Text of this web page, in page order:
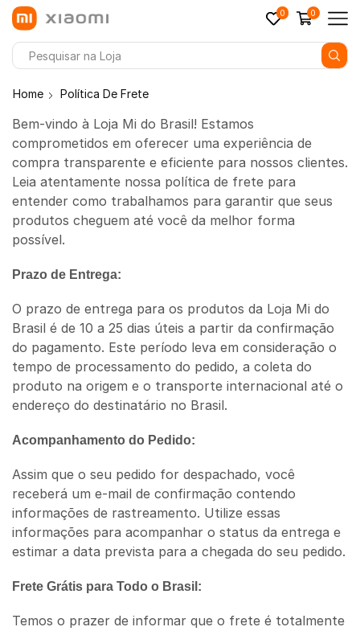
0 0
Home Política De Frete
Bem-vindo à Loja Mi do Brasil! Estamos
comprometidos em oferecer uma experiência de
compra transparente e eficiente para nossos clientes.
Leia atentamente nossa política de frete para
entender como trabalhamos para garantir que seus
produtos cheguem até você da melhor forma
possível.
Prazo de Entrega:
O prazo de entrega para os produtos da Loja Mi do
Brasil é de 10 a 25 dias úteis a partir da confirmação
do pagamento. Este período leva em consideração o
tempo de processamento do pedido, a coleta do
produto na origem e o transporte internacional até o
endereço do destinatário no Brasil.
Acompanhamento do Pedido:
Assim que o seu pedido for despachado, você
receberá um e-mail de confirmação contendo
informações de rastreamento. Utilize essas
informações para acompanhar o status da entrega e
estimar a data prevista para a chegada do seu pedido.
Frete Grátis para Todo o Brasil:
Temos o prazer de informar que o frete é totalmente